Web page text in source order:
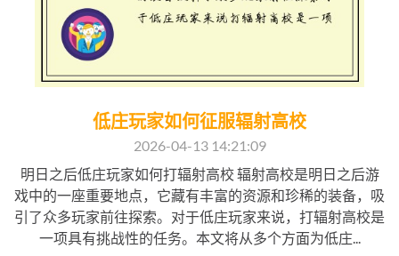
低庄玩家如何征服辐射高校
2026-04-13 14:21:09
明日之后低庄玩家如何打辐射高校 辐射高校是明日之后游
戏中的一座重要地点，它藏有丰富的资源和珍稀的装备，吸
引了众多玩家前往探索。对于低庄玩家来说，打辐射高校是
一项具有挑战性的任务。本文将从多个方面为低庄...